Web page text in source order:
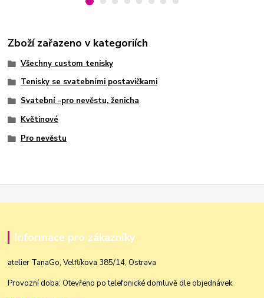
Zboží zařazeno v kategoriích
Všechny custom tenisky
Tenisky se svatebními postavičkami
Svatební -pro nevěstu, ženicha
Květinové
Pro nevěstu
Informace pro zákazníky
atelier TanaGo, Velflíkova 385/14, Ostrava
Provozní doba: Otevřeno po telefonické domluvě dle objednávek